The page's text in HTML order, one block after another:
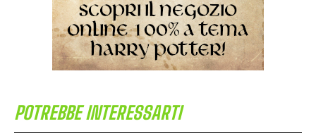
POTREBBE INTERESSARTI